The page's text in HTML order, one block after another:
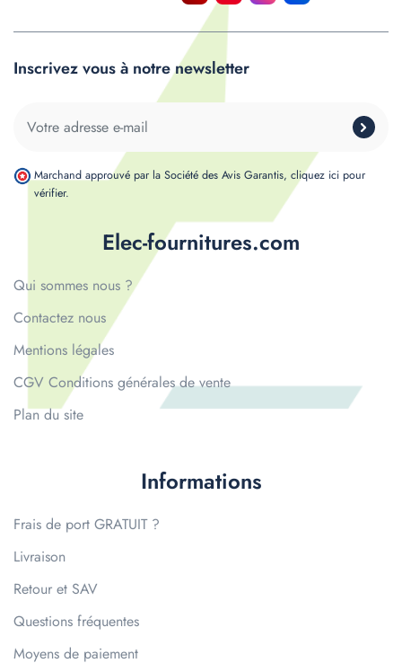
Elec-fournitures.com
Qui sommes nous ?
Contactez nous
Mentions légales
CGV Conditions générales de vente
Plan du site
Informations
Frais de port GRATUIT ?
Livraison
Retour et SAV
Questions fréquentes
Moyens de paiement
Inscrivez vous à notre newsletter
Marchand approuvé par la Société des Avis Garantis, cliquez ici pour
vérifier.